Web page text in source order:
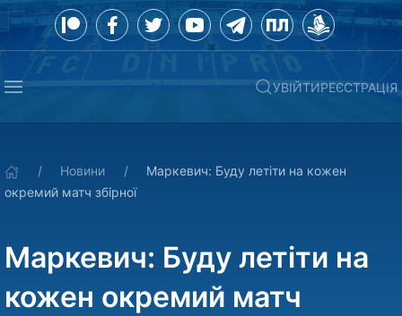
УВІЙТИРЕЄСТРАЦІЯ
Новини
Маркевич: Буду летіти на кожен
окремий матч збірної
Маркевич: Буду летіти на
кожен окремий матч